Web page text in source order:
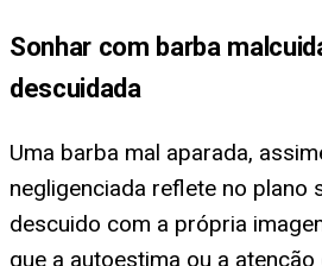
Sonhar com barba
descuidada
Uma barba mal aparada,
negligenciada reflete no plano
descuido com a própria
que a autoestima ou a